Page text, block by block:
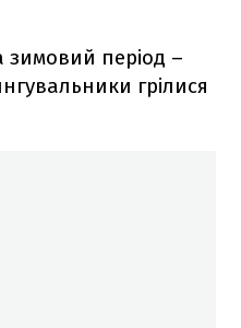
період –
грілися